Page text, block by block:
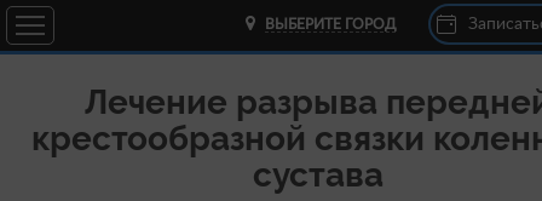
ВЫБЕРИТЕ ГОРОД
Лечение разрыва
крестообразной связки
сустава